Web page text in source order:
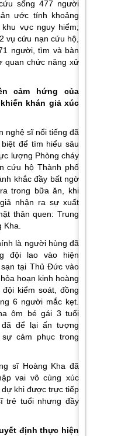
sống 477 người
ước tính khoảng
vực nguy hiểm;
vụ cứu nạn cứu hộ,
người, tìm và bàn
quan chức năng xử
cảm hứng của
khán giả xúc
nghệ sĩ nổi tiếng đã
để tìm hiểu sâu
lượng Phòng cháy
cứu hộ Thành phố
khắc đầy bất ngờ
trong bữa ăn, khi
nhận ra sự xuất
thân quen: Trung
Kha.
là người hùng đã
đội lao vào hiện
tại Thủ Đức vào
hoạn kinh hoàng
kiểm soát, đồng
6 người mắc kẹt.
ôm bé gái 3 tuổi
để lại ấn tượng
cảm phục trong
sĩ Hoàng Kha đã
vai vô cùng xúc
khi được trực tiếp
trẻ tuổi nhưng đầy
định thực hiện